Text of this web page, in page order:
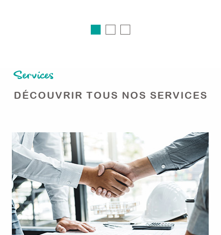
Services
DÉCOUVRIR TOUS NOS SERVICES